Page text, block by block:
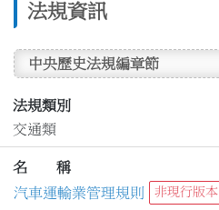
法規資訊
中央歷史法規編章節
法規類別
交通類
名 稱
汽車運輸業管理規則
非現行版本